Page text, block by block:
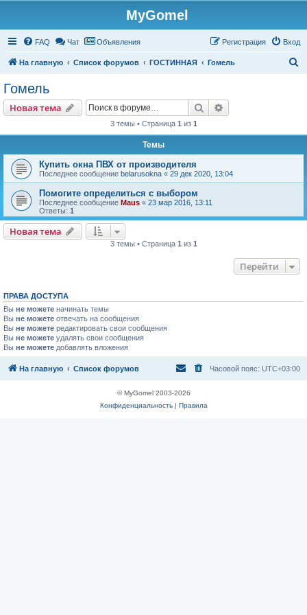
MyGomel
FAQ Чат Объявления Вход
Регистрация
На главную Список форумов ГОСТИННАЯ Гомель
Гомель
Новая тема
Новаятема Поиск
3 темы • Страница 1 из 1
Темы
Купить окна ПВХ от производителя
Последнее сообщение belarusokna « 29 дек 2020, 13:04
Помогите определиться с выбором
Последнее сообщение Maus « 23 мар 2016, 13:11
Ответы: 1
Новая тема
Новаятема
3 темы • Страница 1 из 1
Перейти
ПРАВА ДОСТУПА
Вы не можете начинать темы
Вы не можете отвечать на сообщения
Вы не можете редактировать свои сообщения
Вы не можете удалять свои сообщения
Вы не можете добавлять вложения
На главную Список форумов Часовой пояс: UTC+03:00
© MyGomel 2003-2026
Конфиденциальность| Правила